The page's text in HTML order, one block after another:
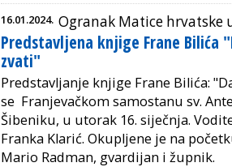
16.01.2024. Ogranak Matice hrvatske
Predstavljena knjige Frane Bilića
zvati"
Predstavljanje knjige Frane Bilića:
se Franjevačkom samostanu sv.
Šibeniku, u utorak 16. siječnja.
Franka Klarić. Okupljene je na
Mario Radman, gvardijan i župnik.